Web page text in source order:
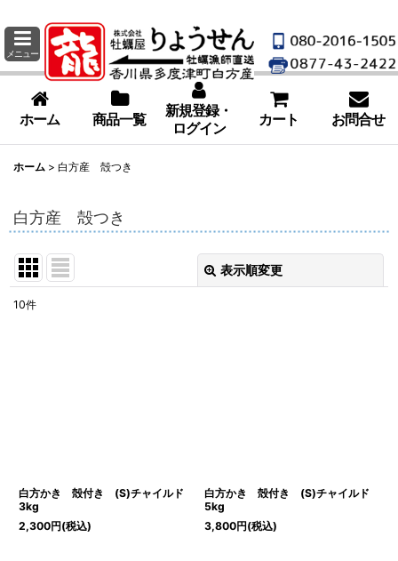
メニュー
ホーム 商品一覧
新規登録・
ログイン
カート お問合せ
ホーム > 白方産 殻つき
白方産 殻つき
表示順変更
10件
白方かき 殻付き (S)チャイルド
3kg
2,300円(税込)
白方かき 殻付き (S)チャイルド
5kg
3,800円(税込)